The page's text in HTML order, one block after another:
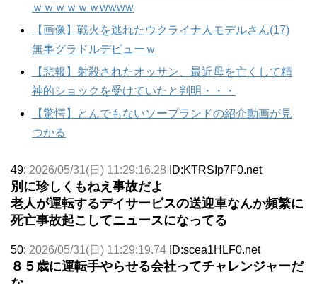
ｗｗｗｗｗｗwwww
【画像】戦火を逃れたウクライナ人モデルさん(17)
無事グラドルデビューｗ
【悲報】射殺されたオッサン、最近母を亡くして精
神的ショックを受けていたと判明・・・
【驚愕】とんでもないソープランドの紹介動画が見
つかる
49: 2026/05/31(日) 11:29:16.28 ID:KTRSIp7F0.net
別に珍しくもねえ事故だよ
老人が運転するデイサービスの送迎車なんか頻繁に
死亡事故起こしてニュースになってる
50: 2026/05/31(日) 11:29:19.74 ID:scea1HLF0.net
８５歳に運転手やらせる会社ってチャレンジャーだ